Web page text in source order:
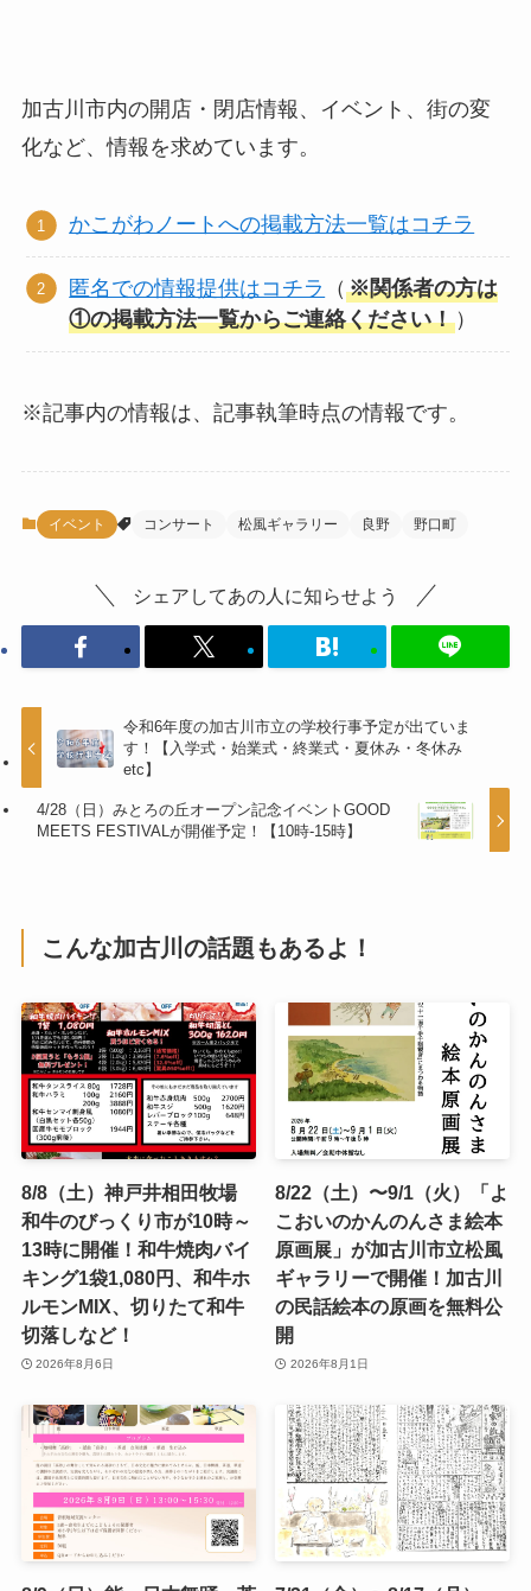
加古川市内の開店・閉店情報、イベント、街の変
化など、情報を求めています。
かこがわノートへの掲載方法一覧はコチラ
匿名での情報提供はコチラ （※関係者の方は
①の掲載方法一覧からご連絡ください！ ）
※記事内の情報は、記事執筆時点の情報です。
イベント コンサート 松風ギャラリー 良野 野口町
シェアしてあの人に知らせよう
令和6年度の加古川市立の学校行事予定が出ていま
す！【入学式・始業式・終業式・夏休み・冬休み
etc】
4/28（日）みとろの丘オープン記念イベントGOOD
MEETS FESTIVALが開催予定！【10時-15時】
こんな加古川の話題もあるよ！
8/8（土）神戸井相田牧場
和牛のびっくり市が10時～
13時に開催！和牛焼肉バイ
キング1袋1,080円、和牛ホ
ルモンMIX、切りたて和牛
切落しなど！
2026年8月6日
8/22（土）〜9/1（火）「よ
こおいのかんのんさま絵本
原画展」が加古川市立松風
ギャラリーで開催！加古川
の民話絵本の原画を無料公
開
2026年8月1日